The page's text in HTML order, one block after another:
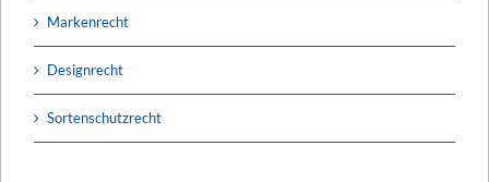
Markenrecht
Designrecht
Sortenschutzrecht